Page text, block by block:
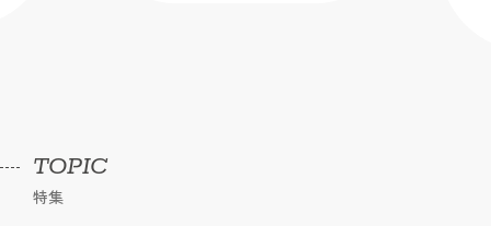
TOPIC
特集